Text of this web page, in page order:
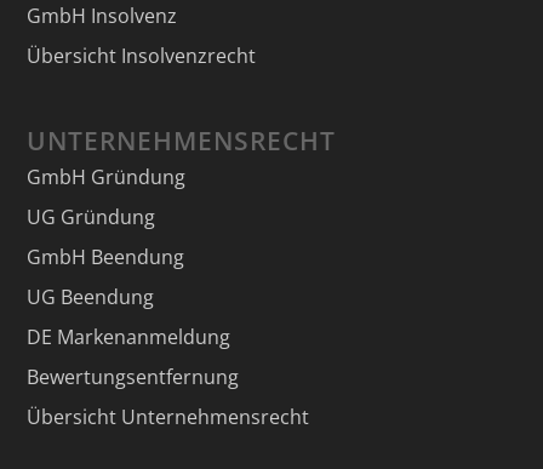
GmbH Insolvenz
Übersicht Insolvenzrecht
UNTERNEHMENSRECHT
GmbH Gründung
UG Gründung
GmbH Beendung
UG Beendung
DE Markenanmeldung
Bewertungsentfernung
Übersicht Unternehmensrecht